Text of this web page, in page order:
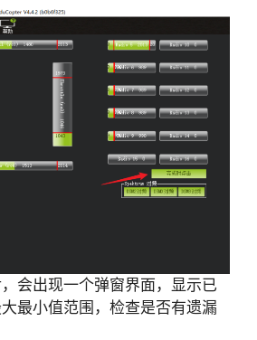
会出现一个弹窗界面，显示已
最小值范围，检查是否有遗漏